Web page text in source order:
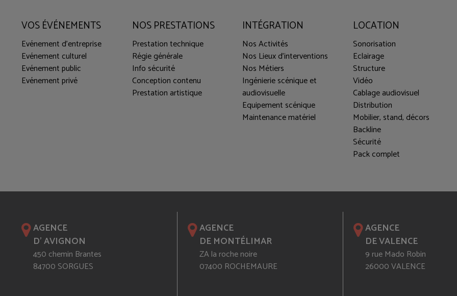
VOS ÉVÉNEMENTS
Evénement d'entreprise
Evénement culturel
Evénement public
Evénement privé
NOS PRESTATIONS
Prestation technique
Régie générale
Info sécurité
Conception contenu
Prestation artistique
INTÉGRATION
Nos Activités
Nos Lieux d'interventions
Nos Métiers
Ingénierie scénique et
audiovisuelle
Equipement scénique
Maintenance matériel
LOCATION
Sonorisation
Eclairage
Structure
Vidéo
Cablage audiovisuel
Distribution
Mobilier, stand, décors
Backline
Sécurité
Pack complet
AGENCE
D' AVIGNON
450 chemin Brantes
84700 SORGUES
AGENCE
DE MONTÉLIMAR
ZA la roche noire
07400 ROCHEMAURE
AGENCE
DE VALENCE
9 rue Mado Robin
26000 VALENCE